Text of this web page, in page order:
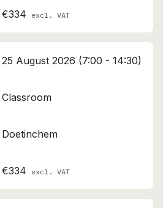
€334 excl. VAT
25 August 2026 (7:00 - 14:30)
Classroom
Doetinchem
€334 excl. VAT